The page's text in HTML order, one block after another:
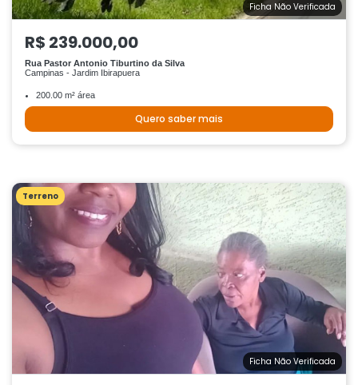
Ficha Não Verificada
R$ 239.000,00
Rua Pastor Antonio Tiburtino da Silva
Campinas - Jardim Ibirapuera
200.00 m² área
Quero saber mais
Terreno
Ficha Não Verificada